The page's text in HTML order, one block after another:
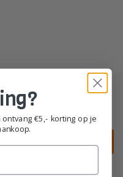
€5,- korting op je